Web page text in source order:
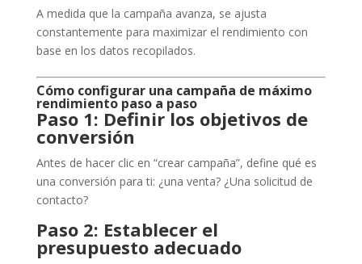
A medida que la campaña avanza, se ajusta
constantemente para maximizar el rendimiento con
base en los datos recopilados.
Cómo configurar una campaña de máximo
rendimiento paso a paso
Paso 1: Definir los objetivos de
conversión
Antes de hacer clic en “crear campaña”, define qué es
una conversión para ti: ¿una venta? ¿Una solicitud de
contacto?
Paso 2: Establecer el
presupuesto adecuado